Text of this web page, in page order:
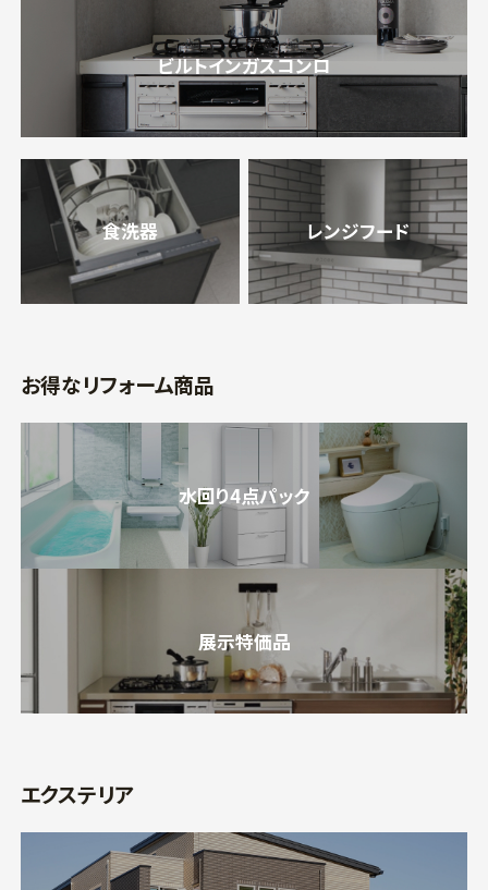
ビルトインガスコンロ
食洗器 レンジフード
お得なリフォーム商品
水回り4点パック
展示特価品
エクステリア